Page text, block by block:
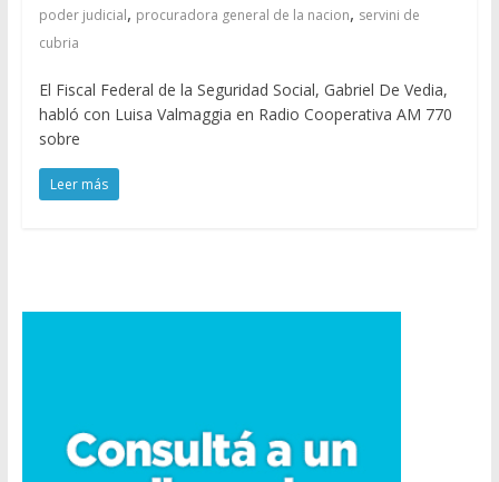
poder judicial, procuradora general de la nacion, servini de
cubria
El Fiscal Federal de la Seguridad Social, Gabriel De Vedia,
habló con Luisa Valmaggia en Radio Cooperativa AM 770
sobre
Leer más